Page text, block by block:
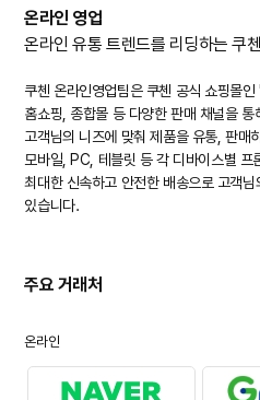
온라인 영업
온라인 유통 트렌드를 리딩하는 쿠
쿠첸 온라인영업팀은 쿠첸 공식 쇼핑몰
홈쇼핑, 종합몰 등 다양한 판매 채널을
고객님의 니즈에 맞춰 제품을 유통, 판매
모바일, PC, 테블릿 등 각 디바이스별 프
최대한 신속하고 안전한 배송으로 고객
있습니다.
주요 거래처
온라인